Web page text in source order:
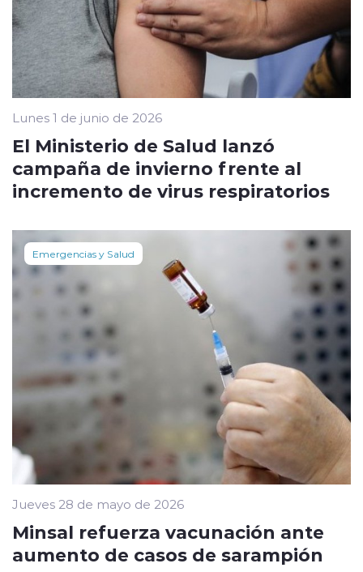
Lunes 1 de junio de 2026
El Ministerio de Salud lanzó
campaña de invierno frente al
incremento de virus respiratorios
Emergencias y Salud
Jueves 28 de mayo de 2026
Minsal refuerza vacunación ante
aumento de casos de sarampión